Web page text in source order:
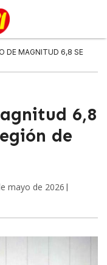
DE MAGNITUD 6,8 SE
6,8
de
mayo de 2026